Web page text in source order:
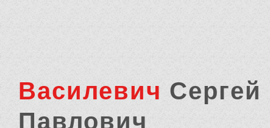
Василевич Сергей
Павлович